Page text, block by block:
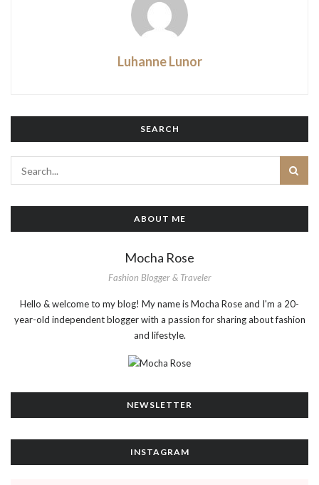
Luhanne Lunor
SEARCH
ABOUT ME
Mocha Rose
Fashion Blogger & Traveler
Hello & welcome to my blog! My name is Mocha Rose and I'm a 20-
year-old independent blogger with a passion for sharing about fashion
and lifestyle.
NEWSLETTER
INSTAGRAM